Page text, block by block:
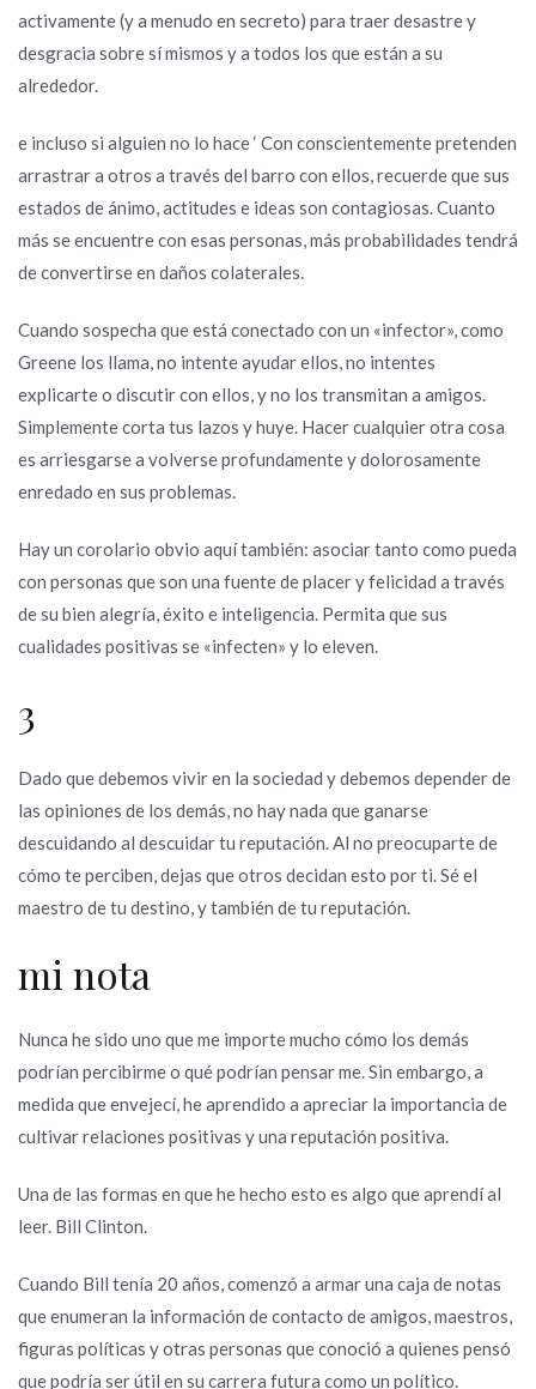
activamente (y a menudo en secreto) para traer desastre y
desgracia sobre sí mismos y a todos los que están a su
alrededor.
e incluso si alguien no lo hace ‘ Con conscientemente pretenden
arrastrar a otros a través del barro con ellos, recuerde que sus
estados de ánimo, actitudes e ideas son contagiosas. Cuanto
más se encuentre con esas personas, más probabilidades tendrá
de convertirse en daños colaterales.
Cuando sospecha que está conectado con un «infector», como
Greene los llama, no intente ayudar ellos, no intentes
explicarte o discutir con ellos, y no los transmitan a amigos.
Simplemente corta tus lazos y huye. Hacer cualquier otra cosa
es arriesgarse a volverse profundamente y dolorosamente
enredado en sus problemas.
Hay un corolario obvio aquí también: asociar tanto como pueda
con personas que son una fuente de placer y felicidad a través
de su bien alegría, éxito e inteligencia. Permita que sus
cualidades positivas se «infecten» y lo eleven.
3
Dado que debemos vivir en la sociedad y debemos depender de
las opiniones de los demás, no hay nada que ganarse
descuidando al descuidar tu reputación. Al no preocuparte de
cómo te perciben, dejas que otros decidan esto por ti. Sé el
maestro de tu destino, y también de tu reputación.
mi nota
Nunca he sido uno que me importe mucho cómo los demás
podrían percibirme o qué podrían pensar me. Sin embargo, a
medida que envejecí, he aprendido a apreciar la importancia de
cultivar relaciones positivas y una reputación positiva.
Una de las formas en que he hecho esto es algo que aprendí al
leer. Bill Clinton.
Cuando Bill tenía 20 años, comenzó a armar una caja de notas
que enumeran la información de contacto de amigos, maestros,
figuras políticas y otras personas que conoció a quienes pensó
que podría ser útil en su carrera futura como un político.